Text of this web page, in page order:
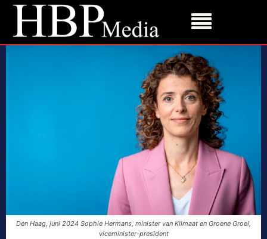
Den Haag, juni 2024 Sophie Hermans, minister van Klimaat en Groene Groei,
viceminister-president